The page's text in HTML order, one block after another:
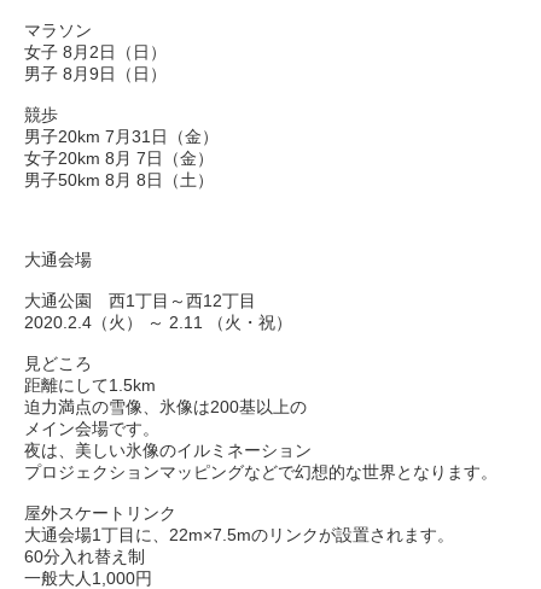
マラソン
女子 8月2日（日）
男子 8月9日（日）
競歩
男子20km 7月31日（金）
女子20km 8月 7日（金）
男子50km 8月 8日（土）
大通会場
大通公園 西1丁目～西12丁目
2020.2.4（火） ～ 2.11 （火・祝）
見どころ
距離にして1.5km
迫力満点の雪像、氷像は200基以上の
メイン会場です。
夜は、美しい氷像のイルミネーション
プロジェクションマッピングなどで幻想的な世界となります。
屋外スケートリンク
大通会場1丁目に、22m×7.5mのリンクが設置されます。
60分入れ替え制
一般大人1,000円